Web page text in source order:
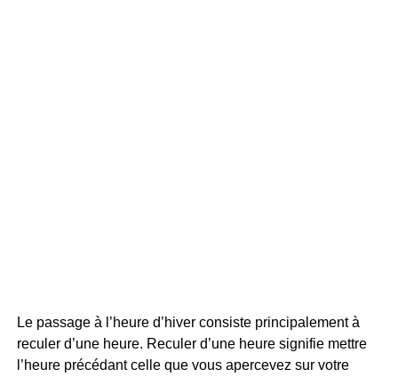
Le passage à l’heure d’hiver consiste principalement à
reculer d’une heure. Reculer d’une heure signifie mettre
l’heure précédant celle que vous apercevez sur votre